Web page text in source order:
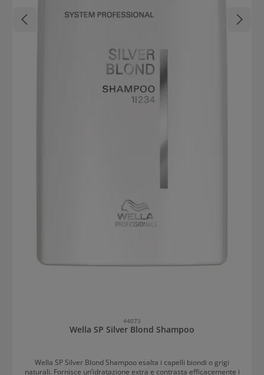
44073
Wella SP Silver Blond Shampoo
Wella SP Silver Blond Shampoo esalta i capelli biondi o grigi
naturali. Fornisce un’idratazione extra e contrasta efficacemente i